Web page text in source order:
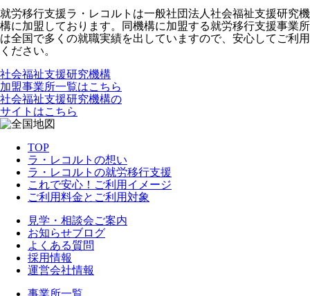
就労移行支援ラ・レコルトは一般社団法人社会福祉支援研究機
構に加盟しております。同機構に加盟する就労移行支援事業所
は全国で多くの就職実績を出していますので、安心してご利用
ください。
社会福祉支援研究機構
加盟事業所一覧はこちら
社会福祉支援研究機構の
サイトはこちら
TOP
ラ・レコルトの想い
ラ・レコルトの就労移行支援
これで安心！ご利用イメージ
ご利用料金とご利用対象
見学・相談会ご案内
お知らせブログ
よくある質問
採用情報
運営会社情報